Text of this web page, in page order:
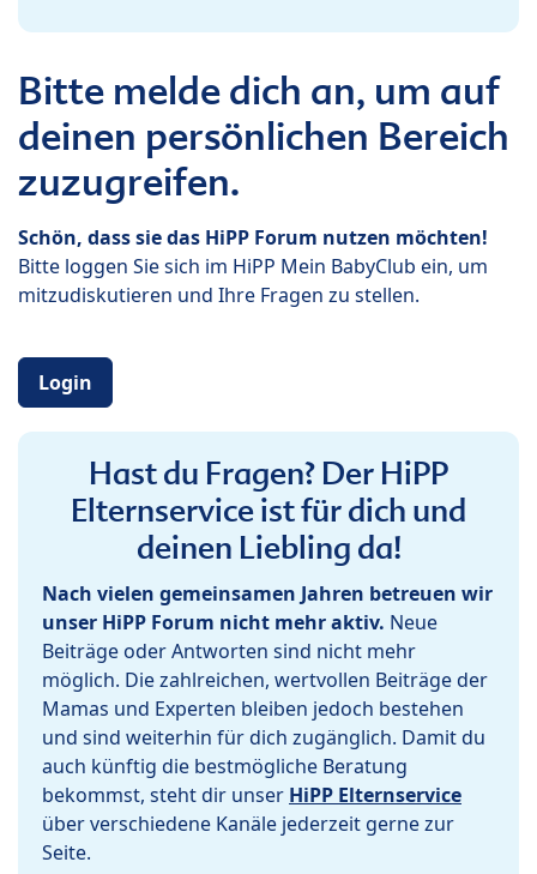
Bitte melde dich an, um auf
deinen persönlichen Bereich
zuzugreifen.
Schön, dass sie das HiPP Forum nutzen möchten!
Bitte loggen Sie sich im HiPP Mein BabyClub ein, um
mitzudiskutieren und Ihre Fragen zu stellen.
Login
Hast du Fragen? Der HiPP
Elternservice ist für dich und
deinen Liebling da!
Nach vielen gemeinsamen Jahren betreuen wir
unser HiPP Forum nicht mehr aktiv. Neue
Beiträge oder Antworten sind nicht mehr
möglich. Die zahlreichen, wertvollen Beiträge der
Mamas und Experten bleiben jedoch bestehen
und sind weiterhin für dich zugänglich. Damit du
auch künftig die bestmögliche Beratung
bekommst, steht dir unser HiPP Elternservice
über verschiedene Kanäle jederzeit gerne zur
Seite.